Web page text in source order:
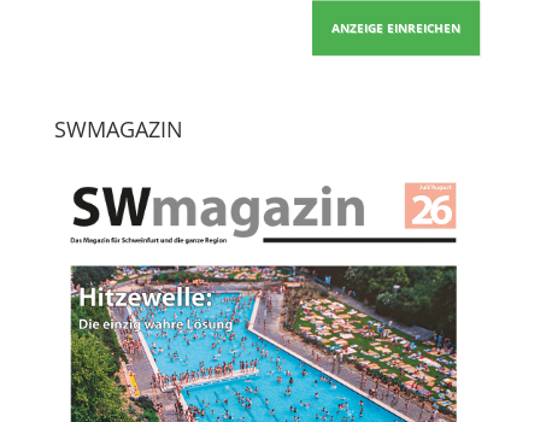
ANZEIGE EINREICHEN
SWMAGAZIN